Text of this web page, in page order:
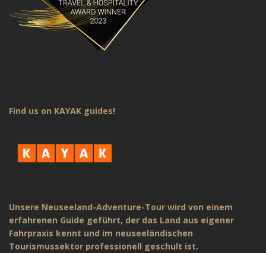
Find us on KAYAK guides!
Unsere Neuseeland-Adventure-Tour wird von einem
erfahrenen Guide geführt, der das Land aus eigener
Fahrpraxis kennt und im neuseeländischen
Tourismussektor professionell geschult ist.